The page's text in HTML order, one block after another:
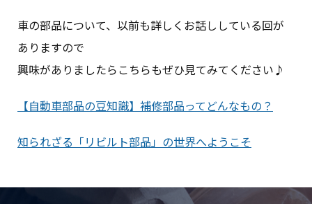
車の部品について、以前も詳しくお話ししている回が
ありますので
興味がありましたらこちらもぜひ見てみてください♪
【自動車部品の豆知識】補修部品ってどんなもの？
知られざる「リビルト部品」の世界へようこそ